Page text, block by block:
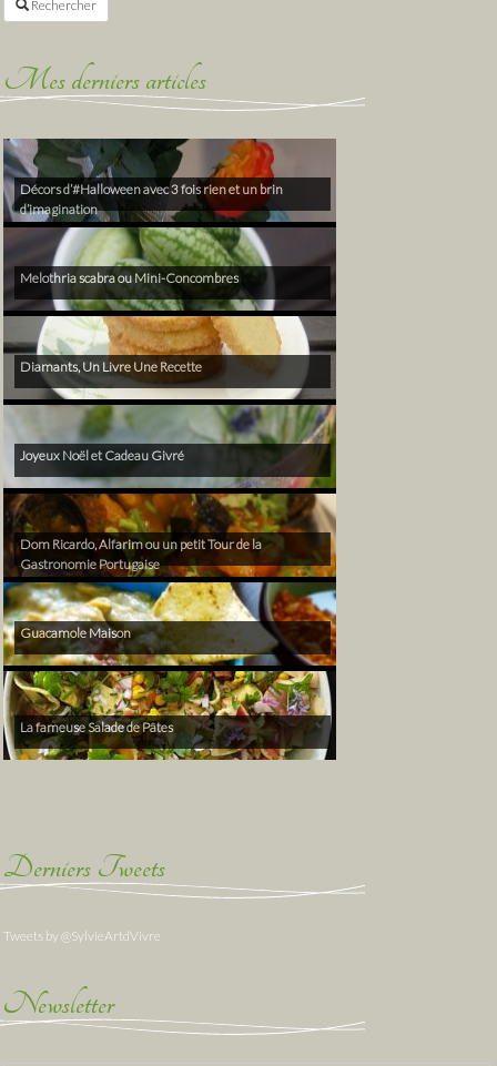
Rechercher
Mes derniers articles
Décors d’#Halloween avec 3 fois rien et un brin
d’imagination
Melothria scabra ou Mini-Concombres
Diamants, Un Livre Une Recette
Joyeux Noël et Cadeau Givré
Dom Ricardo, Alfarim ou un petit Tour de la
Gastronomie Portugaise
Guacamole Maison
La fameuse Salade de Pâtes
Derniers Tweets
Tweets by @SylvieArtdVivre
Newsletter